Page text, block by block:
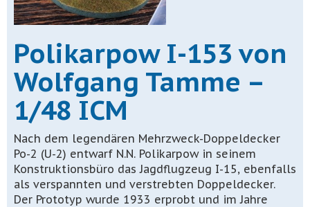
Polikarpow I-153 von
Wolfgang Tamme –
1/48 ICM
Nach dem legendären Mehrzweck-Doppeldecker
Po-2 (U-2) entwarf N.N. Polikarpow in seinem
Konstruktionsbüro das Jagdflugzeug I-15, ebenfalls
als verspannten und verstrebten Doppeldecker.
Der Prototyp wurde 1933 erprobt und im Jahre